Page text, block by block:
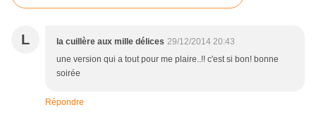
L la cuillère aux mille délices 29/12/2014 20:43
une version qui a tout pour me plaire..!! c'est si bon! bonne
soirée
Répondre